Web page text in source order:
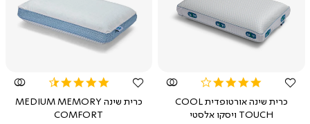
צפייה
4.0
rating
כרית שינה אורטופדית COOL
TOUCH ויסקו אלסטי
צפייה
מהירה
rating
כרית שינה MEDIUM MEMORY
COMFORT